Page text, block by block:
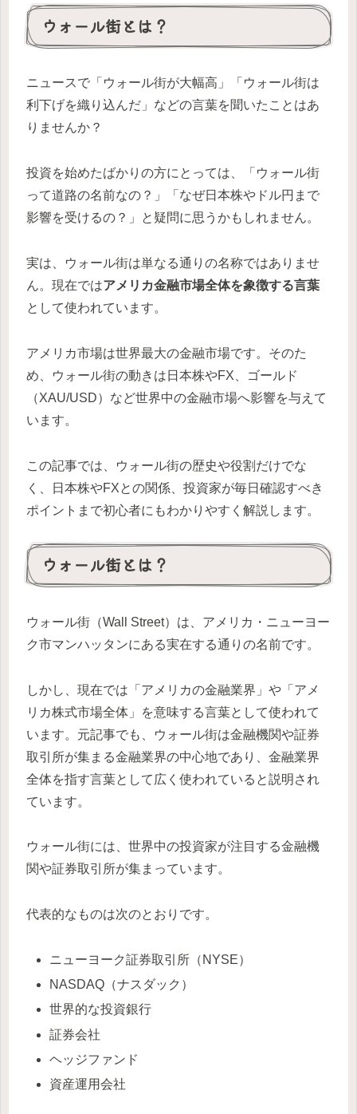
ウォール街とは？
ニュースで「ウォール街が大幅高」「ウォール街は
利下げを織り込んだ」などの言葉を聞いたことはあ
りませんか？
投資を始めたばかりの方にとっては、「ウォール街
って道路の名前なの？」「なぜ日本株やドル円まで
影響を受けるの？」と疑問に思うかもしれません。
実は、ウォール街は単なる通りの名称ではありませ
ん。現在ではアメリカ金融市場全体を象徴する言葉
として使われています。
アメリカ市場は世界最大の金融市場です。そのた
め、ウォール街の動きは日本株やFX、ゴールド
（XAU/USD）など世界中の金融市場へ影響を与えて
います。
この記事では、ウォール街の歴史や役割だけでな
く、日本株やFXとの関係、投資家が毎日確認すべき
ポイントまで初心者にもわかりやすく解説します。
ウォール街とは？
ウォール街（Wall Street）は、アメリカ・ニューヨー
ク市マンハッタンにある実在する通りの名前です。
しかし、現在では「アメリカの金融業界」や「アメ
リカ株式市場全体」を意味する言葉として使われて
います。元記事でも、ウォール街は金融機関や証券
取引所が集まる金融業界の中心地であり、金融業界
全体を指す言葉として広く使われていると説明され
ています。
ウォール街には、世界中の投資家が注目する金融機
関や証券取引所が集まっています。
代表的なものは次のとおりです。
ニューヨーク証券取引所（NYSE）
NASDAQ（ナスダック）
世界的な投資銀行
証券会社
ヘッジファンド
資産運用会社